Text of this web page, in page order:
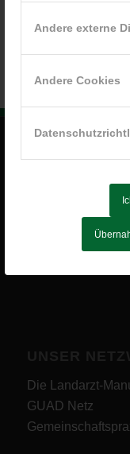
Andere externe
Andere Cookies
Am Alten
94259 Kirchberg
Die Landarzt-
GUAD Netz